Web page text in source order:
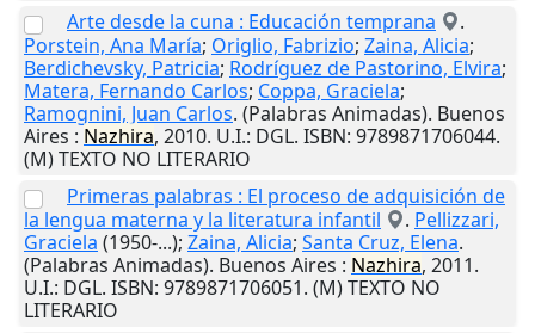
Arte desde la cuna : Educación temprana
.
Porstein, Ana María; Origlio, Fabrizio; Zaina, Alicia;
Berdichevsky, Patricia; Rodríguez de Pastorino, Elvira;
Matera, Fernando Carlos; Coppa, Graciela;
Ramognini, Juan Carlos. (Palabras Animadas). Buenos
Aires : Nazhira, 2010. U.I.: DGL. ISBN: 9789871706044.
(M) TEXTO NO LITERARIO
Primeras palabras : El proceso de adquisición de
la lengua materna y la literatura infantil
. Pellizzari,
Graciela (1950-...); Zaina, Alicia; Santa Cruz, Elena.
(Palabras Animadas). Buenos Aires : Nazhira, 2011.
U.I.: DGL. ISBN: 9789871706051. (M) TEXTO NO
LITERARIO